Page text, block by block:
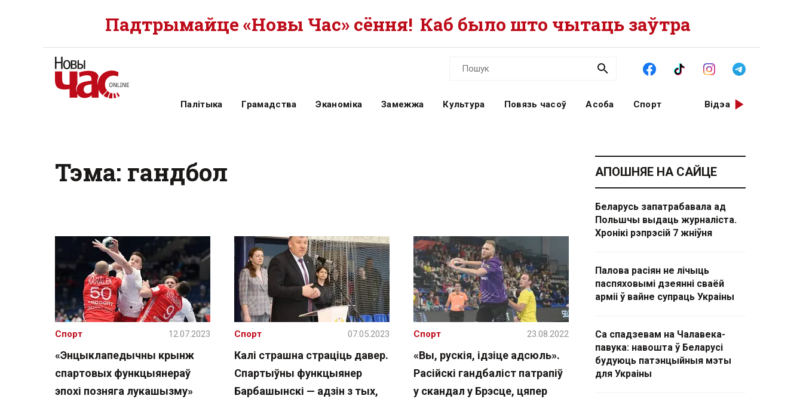
Падтрымайце «Новы Час» сёння! Каб было што чытаць заўтра
Палітыка Грамадства Эканоміка Замежжа Культура Повязь часоў Асоба Спорт Відэа
Тэма: гандбол
«Энцыклапедычны крынж
спартовых функцыянераў
эпохі позняга лукашызму»
Спорт 12.07.2023
Калі страшна страціць давер.
Спартыўны функцыянер
Барбашынскі — адзін з тых,
Спорт 07.05.2023
«Вы, рускія, ідзіце адсюль».
Расійскі гандбаліст патрапіў
у скандал у Брэсце, цяпер
Спорт 23.08.2022
АПОШНЯЕ НА САЙЦЕ
Беларусь запатрабавала ад
Польшчы выдаць журналіста.
Хронікі рэпрэсій 7 жніўня
Палова расіян не лічыць
паспяховымі дзеянні сваёй
арміі ў вайне супраць Украіны
Са спадзевам на Чалавека-
павука: навошта ў Беларусі
будуюць патэнцыйныя мэты
для Украіны